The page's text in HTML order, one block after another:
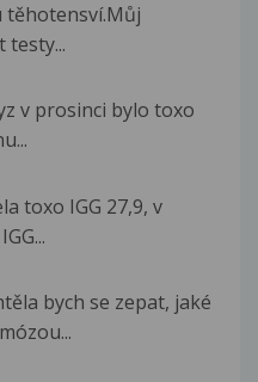
těhotensví.Můj
testy...
v prosinci bylo toxo
toxo IGG 27,9, v
bych se zepat, jaké